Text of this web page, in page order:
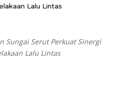
Lalu Lintas
Sungai Serut Perkuat Sinergi
Lalu Lintas